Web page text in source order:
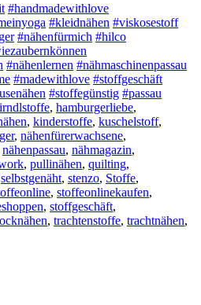
#handmadewithlove
#kleidnähen #viskosestoff
#nähenfürmich #hilco
#nähenlernen #nähmaschinenpassau
#madewithlove #stoffgeschäft
#stoffegünstig #passau
, hamburgerliebe,
, kinderstoffe, kuschelstoff,
, nähenfürerwachsene,
nähenpassau, nähmagazin,
, pullinähen, quilting,
selbstgenäht, stenzo, Stoffe,
, stoffeonlinekaufen,
, stoffgeschäft,
, trachtenstoffe, trachtnähen,